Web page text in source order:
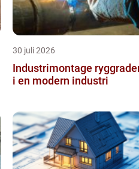
30 juli 2026
Industrimontage ryggraden
i en modern industri